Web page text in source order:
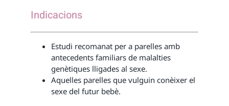
Indicacions
Estudi recomanat per a parelles amb
antecedents familiars de malalties
genètiques lligades al sexe.
Aquelles parelles que vulguin conèixer el
sexe del futur bebè.